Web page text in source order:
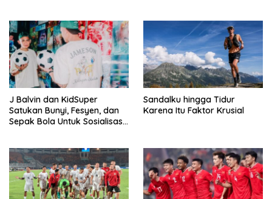
J Balvin dan KidSuper
Satukan Bunyi, Fesyen, dan
Sepak Bola Untuk Sosialisasi
Sandalku hingga Tidur
Karena Itu Faktor Krusial